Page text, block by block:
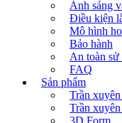
Ánh sáng
Điều kiện
Mô hình
Bảo hành
An toàn sử
FAQ
Sản phẩm
Trần
Trần xuyên
3D Form